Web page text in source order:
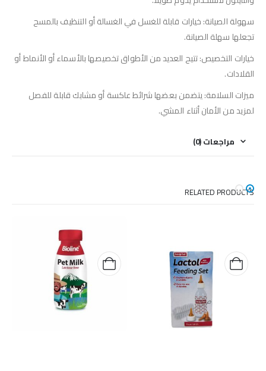
سهولة الصيانة: خيارات قابلة للغسل في الغسالة أو التنظيف بالمسح
تجعلها سهلة الصيانة.
خيارات التخصيص: تتيح العديد من الأطواق تخصيصها بالأسماء أو الأنماط أو
القلادات.
ميزات السلامة: يتضمن بعضها شرائط عاكسة أو مشابك قابلة للفصل
لمزيد من الأمان أثناء المشي.
مراجعات (0)
RELATED PRODUCTS